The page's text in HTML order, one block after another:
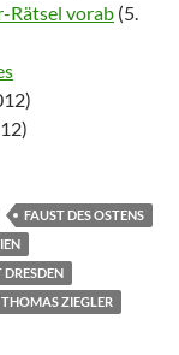
Rätsel vorab (5.
FAUST DES OSTENS
THOMAS ZIEGLER